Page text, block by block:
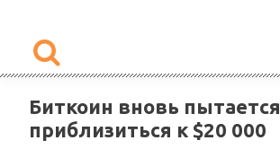
Биткоин вновь пытается
приблизиться к $20 000